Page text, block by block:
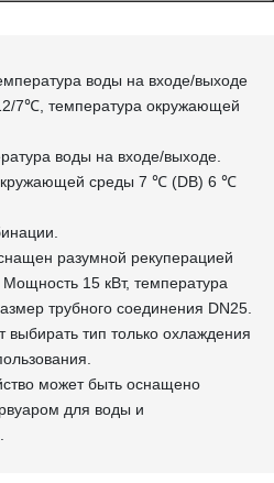
воды на входе/выходе
7℃, температура окружающей
воды на входе/выходе.
среды 7 ℃ (DB) 6 ℃
разумной рекуперацией
Мощность 15 кВт, температура
трубного соединения DN25.
выбирать тип только охлаждения
может быть оснащено
для воды и